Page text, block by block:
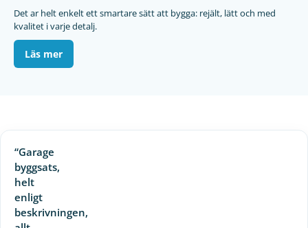
Det ar helt enkelt ett smartare sätt att bygga: rejält, lätt och med
kvalitet i varje detalj.
Läs mer
“Garage
byggsats,
helt
enligt
beskrivningen,